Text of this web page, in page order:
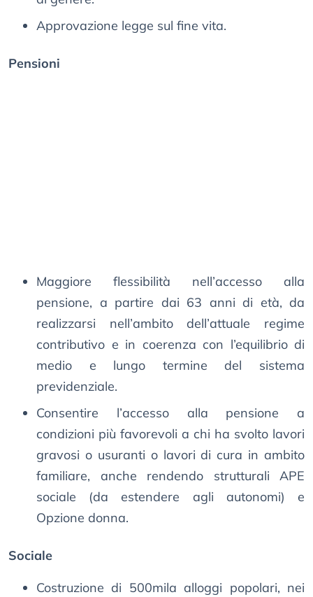
Approvazione legge sul fine vita.
Pensioni
Maggiore flessibilità nell’accesso alla
pensione, a partire dai 63 anni di età, da
realizzarsi nell’ambito dell’attuale regime
contributivo e in coerenza con l’equilibrio di
medio e lungo termine del sistema
previdenziale.
Consentire l’accesso alla pensione a
condizioni più favorevoli a chi ha svolto lavori
gravosi o usuranti o lavori di cura in ambito
familiare, anche rendendo strutturali APE
sociale (da estendere agli autonomi) e
Opzione donna.
Sociale
Costruzione di 500mila alloggi popolari, nei